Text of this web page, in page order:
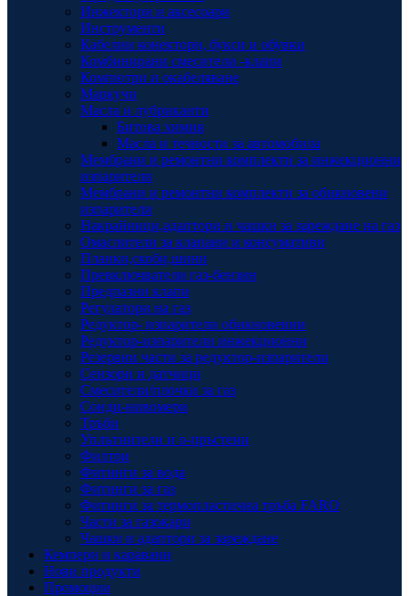
Инжектори и аксесоари
Инструменти
Кабелни конектори, букси и обувки
Комбинирани смесители -клапи
Компютри и окабеляване
Маркучи
Масла и лубриканти
Битова химия
Масла и течности за автомобила
Мембрани и ремонтни комплекти за инжекционни
изпарители
Мембрани и ремонтни комплекти за обикновени
изпарители
Накрайници,адаптори и чашки за зареждане на газ
Омаслители за клапани и консумативи
Планки,скоби,шини
Превключватели газ-бензин
Предпазни клапи
Регулатори на газ
Редуктор- изпарители обикновенни
Редуктор-изпарители инжекционни
Резервни части за редуктор-изпарители
Сензори и датчици
Смесители/плочки за газ
Сонди-нивомери
Тръби
Уплътнители и о-пръстени
Филтри
Фитинги за вода
Фитинги за газ
Фитинги за термопластична тръба FARO
Части за газокари
Чашки и адаптори за зареждане
Кемпери и каравани
Нови продукти
Промоции